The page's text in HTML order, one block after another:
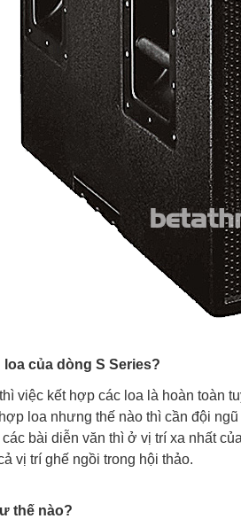
của dòng S Series?
việc kết hợp các loa là hoàn toàn
loa nhưng thế nào thì cần đội
bài diễn văn thì ở vị trí xa nhất
vị trí ghế ngồi trong hội thảo.
thế nào?